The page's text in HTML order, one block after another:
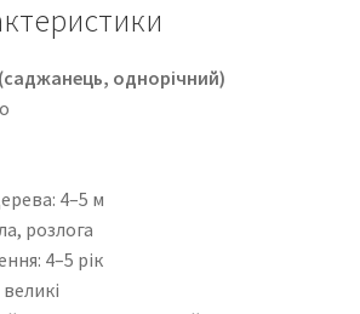
однорічний)
4–5 м
розлога
4–5 рік